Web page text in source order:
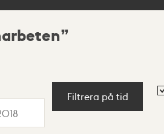
Filtrera på tid